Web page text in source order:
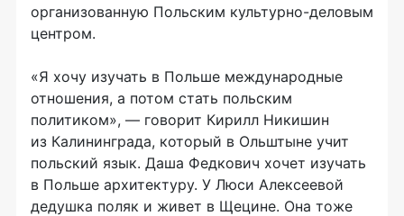
организованную Польским культурно-деловым
центром.
«Я хочу изучать в Польше международные
отношения, а потом стать польским
политиком», — говорит Кирилл Никишин
из Калининграда, который в Ольштыне учит
польский язык. Даша Федкович хочет изучать
в Польше архитектуру. У Люси Алексеевой
дедушка поляк и живет в Щецине. Она тоже